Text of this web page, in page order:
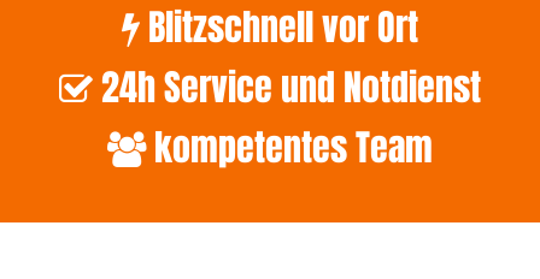
Blitzschnell vor Ort
24h Service und Notdienst
kompetentes Team